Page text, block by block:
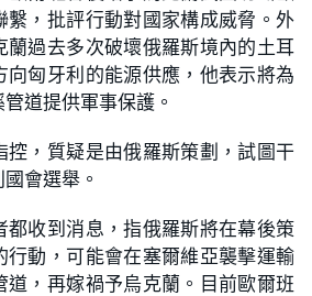
繫，批評行動對國家構成威脅。外
蘭過去多次破壞俄羅斯境內的土耳
向匈牙利的能源供應，他表示將為
道提供軍事保護。
控，質疑是由俄羅斯策劃，試圖干
會選舉。
都收到消息，指俄羅斯將在幕後策
行動，可能會在塞爾維亞襲擊運輸
道，再嫁禍予烏克蘭。目前歐爾班